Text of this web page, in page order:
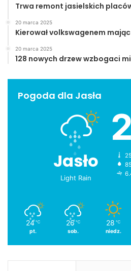
Trwa remont jasielskich
20 marca 2025
Kierował volkswagenem
20 marca 2025
128 nowych drzew wzbogaci
Pogoda dla Jasła
Jasło
Light Rain
24 ℃
pt.
26 ℃
sob.
28 ℃
niedz.